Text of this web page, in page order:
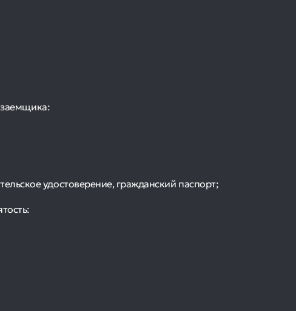
удостоверение, гражданский паспорт;